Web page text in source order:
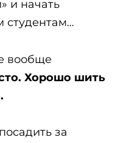
и начать
студентам…
вообще
Хорошо шить
за